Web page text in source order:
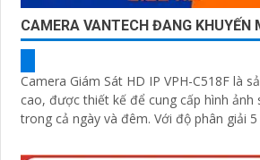
CAMERA VANTECH ĐANG KHUYẾN
Camera Giám Sát HD IP VPH-C518F là
cao, được thiết kế để cung cấp hình ảnh
trong cả ngày và đêm. Với độ phân giải 5